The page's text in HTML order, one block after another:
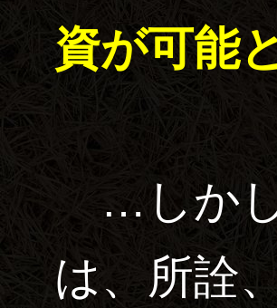
資が可能
…しかし
は、所詮